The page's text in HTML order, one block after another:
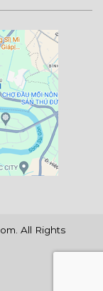
All Rights